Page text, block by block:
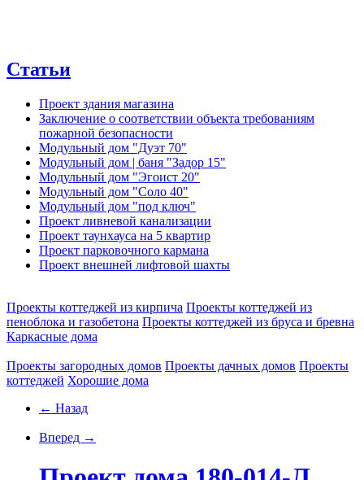
Статьи
Проект здания магазина
Заключение о соответствии объекта требованиям
пожарной безопасности
Модульный дом "Дуэт 70"
Модульный дом | баня "Задор 15"
Модульный дом "Эгоист 20"
Модульный дом "Соло 40"
Модульный дом "под ключ"
Проект ливневой канализации
Проект таунхауса на 5 квартир
Проект парковочного кармана
Проект внешней лифтовой шахты
Проекты коттеджей из кирпича Проекты коттеджей из
пеноблока и газобетона Проекты коттеджей из бруса и бревна
Каркасные дома
Проекты загородных домов Проекты дачных домов Проекты
коттеджей Хорошие дома
← Назад
Вперед →